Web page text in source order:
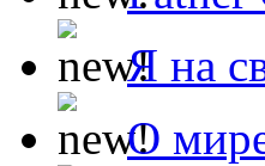
Я на
О